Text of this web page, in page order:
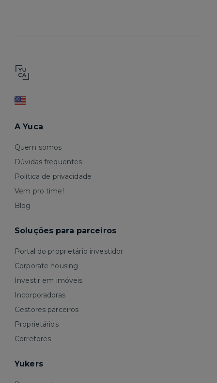
A Yuca
Quem somos
Dúvidas frequentes
Política de privacidade
Vem pro time!
Blog
Soluções para parceiros
Portal do proprietário investidor
Corporate housing
Investir em imóveis
Incorporadoras
Gestores parceiros
Proprietários
Corretores
Yukers